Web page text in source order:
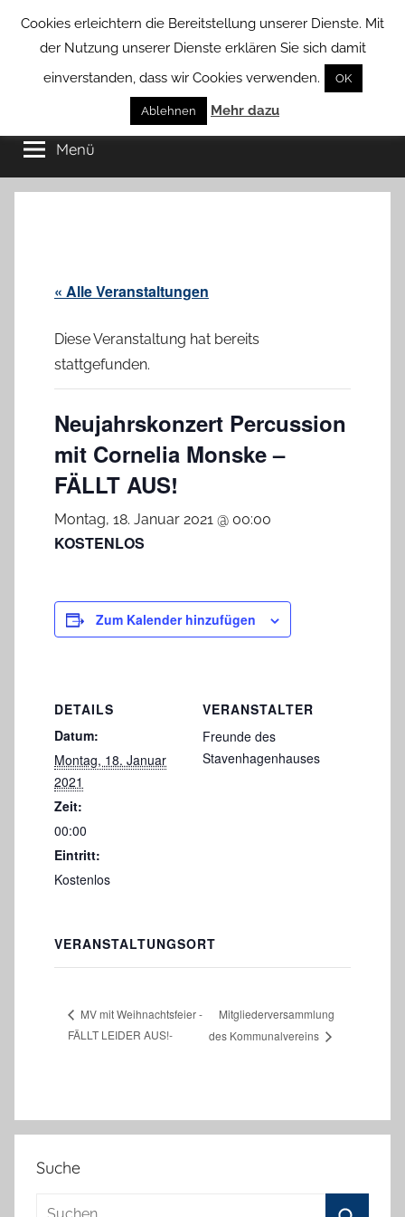
Borstel
von
Groß
Borstel
Menü
« Alle Veranstaltungen
Diese Veranstaltung hat bereits
stattgefunden.
Neujahrskonzert Percussion
mit Cornelia Monske –
FÄLLT AUS!
Montag, 18. Januar 2021 @ 00:00
KOSTENLOS
Zum Kalender hinzufügen
DETAILS
Datum:
Montag, 18. Januar
2021
Zeit:
00:00
Eintritt:
Kostenlos
VERANSTALTER
Freunde des
Stavenhagenhauses
VERANSTALTUNGSORT
MV mit Weihnachtsfeier -
FÄLLT LEIDER AUS!-
Mitgliederversammlung
des Kommunalvereins
Suche
Suchen
Cookies erleichtern die Bereitstellung unserer Dienste. Mit
der Nutzung unserer Dienste erklären Sie sich damit
einverstanden, dass wir Cookies verwenden.
OK
Ablehnen Mehr dazu